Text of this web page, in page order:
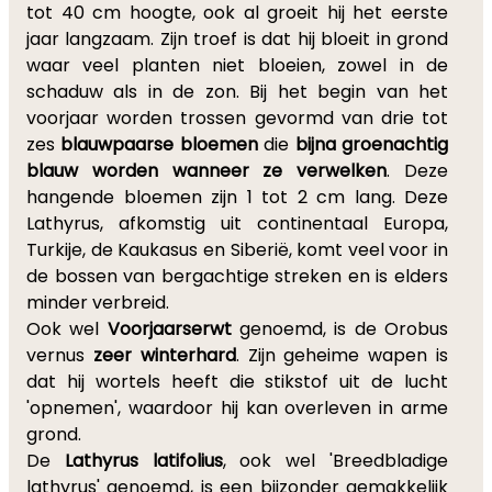
tot 40 cm hoogte, ook al groeit hij het eerste
jaar langzaam. Zijn troef is dat hij bloeit in grond
waar veel planten niet bloeien, zowel in de
schaduw als in de zon. Bij het begin van het
voorjaar worden trossen gevormd van drie tot
zes blauwpaarse bloemendie bijna groenachtig
blauw worden wanneer ze verwelken. Deze
hangende bloemen zijn 1 tot 2 cm lang. Deze
Lathyrus, afkomstig uit continentaal Europa,
Turkije, de Kaukasus en Siberië, komt veel voor in
de bossen van bergachtige streken en is elders
minder verbreid.
Ook wel Voorjaarserwtgenoemd, is de Orobus
vernus zeer winterhard. Zijn geheime wapen is
dat hij wortels heeft die stikstof uit de lucht
'opnemen', waardoor hij kan overleven in arme
grond.
De Lathyrus latifolius, ook wel 'Breedbladige